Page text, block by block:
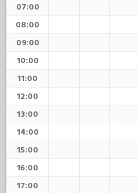
07:00
08:00
09:00
10:00
11:00
12:00
13:00
14:00
15:00
16:00
17:00